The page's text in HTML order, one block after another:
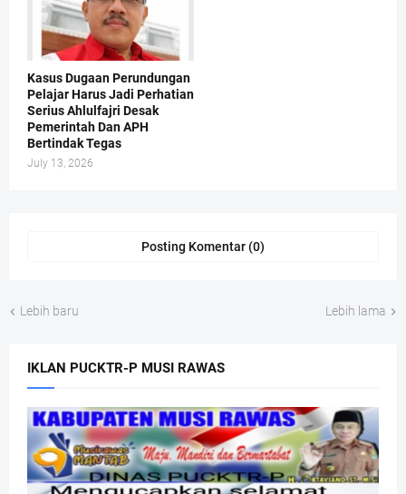
Kasus Dugaan Perundungan
Pelajar Harus Jadi Perhatian
Serius Ahlulfajri Desak
Pemerintah Dan APH
Bertindak Tegas
July 13, 2026
Posting Komentar (0)
Lebih baru Lebih lama
IKLAN PUCKTR-P MUSI RAWAS